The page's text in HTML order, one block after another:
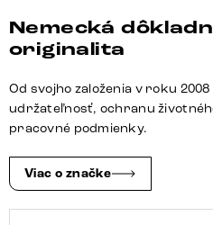
200-
300x100
cm
keramika
Laminam®
dubová
farba
Infinity
Nemecká
originalita
Od svojho založenia v roku
udržateľnosť, ochranu
pracovné podmienky.
Viac o značke